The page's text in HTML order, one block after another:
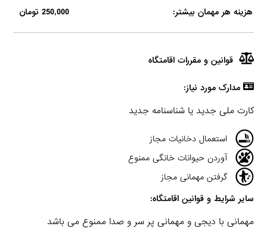
هزینه هر مهمان بیشتر: 250,000 تومان
قوانین و مقررات اقامتگاه
مدارک مورد نیاز:
کارت ملی جدید یا شناسنامه جدید
استعمال دخانیات مجاز
آوردن حیوانات خانگی ممنوع
گرفتن مهمانی مجاز
سایر شرایط و قوانین اقامتگاه:
مهمانی با دیجی و مهمانی پر سر و صدا ممنوع می باشد